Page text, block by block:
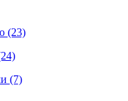
(23)
(7)